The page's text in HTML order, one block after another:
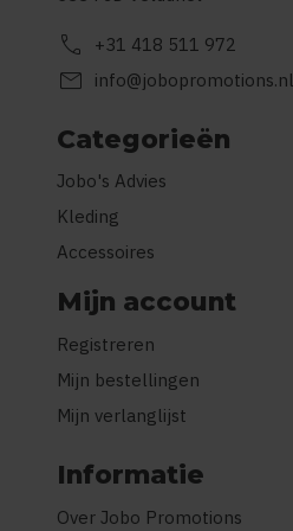
call +31 418 511 972
mail info@jobopromotions.nl
Categorieën
Jobo's Advies
Kleding
Accessoires
Mijn account
Registreren
Mijn bestellingen
Mijn verlanglijst
Informatie
Over Jobo Promotions